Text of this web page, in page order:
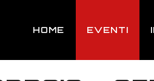
HOME EVENTI